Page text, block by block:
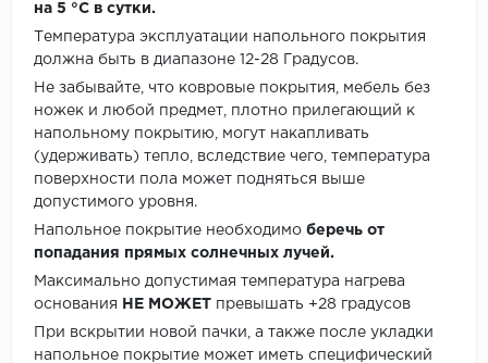
на 5 °C в сутки.
Температура эксплуатации напольного покрытия
должна быть в диапазоне 12-28 Градусов.
Не забывайте, что ковровые покрытия, мебель без
ножек и любой предмет, плотно прилегающий к
напольному покрытию, могут накапливать
(удерживать) тепло, вследствие чего, температура
поверхности пола может подняться выше
допустимого уровня.
Напольное покрытие необходимо беречь от
попадания прямых солнечных лучей.
Максимально допустимая температура нагрева
основания
НЕ МОЖЕТ превышать +28 градусов
При вскрытии новой пачки, а также после укладки
напольное покрытие может иметь специфический